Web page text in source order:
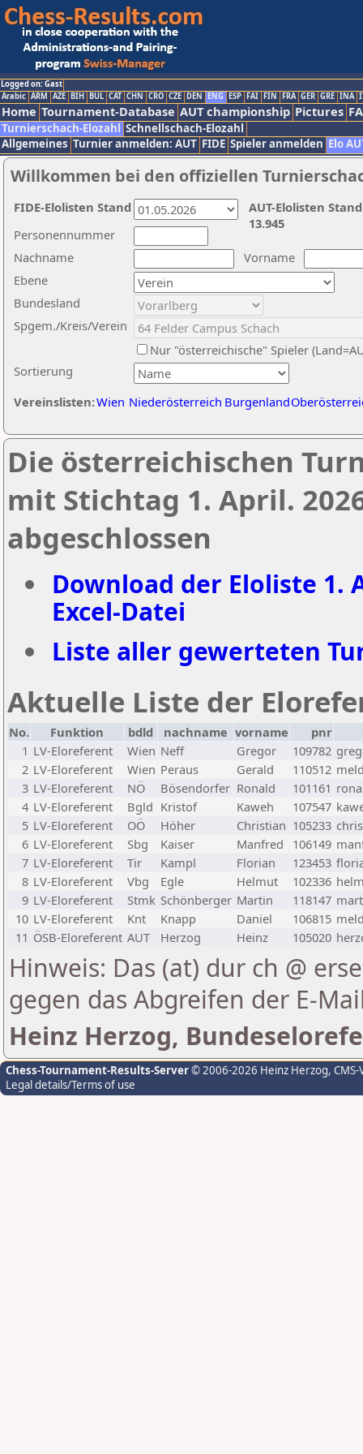
Logged on: Gast
Arabic ARM AZE BIH BUL CAT CHN CRO CZE DEN ENG ESP FAI FIN FRA GER GRE INA
Home Tournament-Database AUT championship Pictures
Turnierschach-Elozahl Schnellschach-Elozahl
Allgemeines Turnier anmelden: AUT FIDE Spieler anmelden Elo
Willkommen bei den offiziellen
Nachname
Vorname
Ebene
Sortierung
Personennummer
Bundesland
Spgem./Kreis/Verein
Nur "österreichische" Spieler
Vereinslisten:Wien Niederösterreich Burgenland
AUT-Elolisten
13.945
FIDE-Elolisten Stand
Die österreichischen
mit Stichtag 1. April.
abgeschlossen
Download der Eloliste 1.
Excel-Datei
Liste aller gewerteten
Aktuelle Liste der
No. Funktion bdld nachname vorname
pnr
1 LV-Eloreferent Wien Neff Gregor 109782
2 LV-Eloreferent Wien Peraus Gerald 110512
3 LV-Eloreferent NÖ Bösendorfer Ronald 101161
4 LV-Eloreferent Bgld Kristof Kaweh 107547
5 LV-Eloreferent OÖ Höher Christian 105233
6 LV-Eloreferent Sbg Kaiser Manfred 106149
7 LV-Eloreferent Tir Kampl Florian 123453
8 LV-Eloreferent Vbg Egle Helmut 102336
9 LV-Eloreferent Stmk Schönberger Martin 118147
10 LV-Eloreferent Knt Knapp Daniel 106815
11 ÖSB-Eloreferent AUT Herzog Heinz 105020
Hinweis: Das (at) dur ch @
gegen das Abgreifen der E-
Heinz Herzog,
Chess-Tournament-Results-Server© 2006-2026 Heinz Herzog,
Legal details/Terms of use